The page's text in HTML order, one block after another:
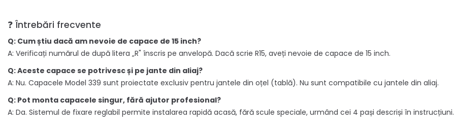
❓ Întrebări frecvente
Q: Cum știu dacă am nevoie de capace de 15 inch?
A: Verificați numărul de după litera „R" înscris pe anvelopă. Dacă scrie R15, aveți nevoie de capace de 15 inch.
Q: Aceste capace se potrivesc și pe jante din aliaj?
A: Nu. Capacele Model 339 sunt proiectate exclusiv pentru jantele din oțel (tablă). Nu sunt compatibile cu jantele din aliaj.
Q: Pot monta capacele singur, fără ajutor profesional?
A: Da. Sistemul de fixare reglabil permite instalarea rapidă acasă, fără scule speciale, urmând cei 4 pași descriși în instrucțiuni.